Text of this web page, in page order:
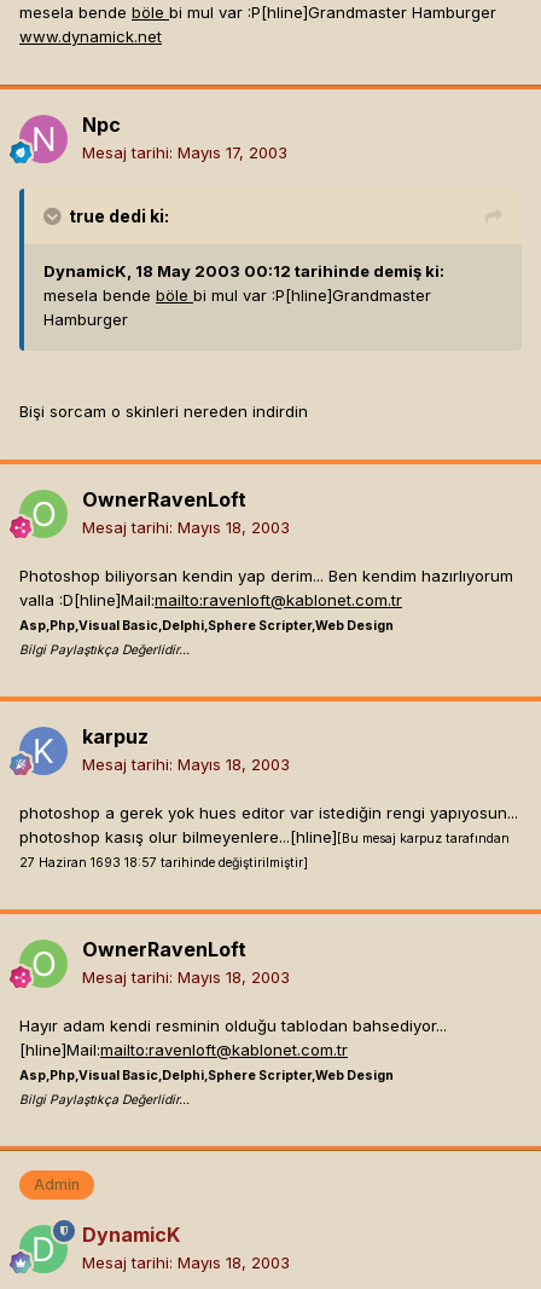
mesela bende böle bi mul var :P[hline]Grandmaster Hamburger
www.dynamick.net
Npc
Mesaj tarihi: Mayıs 17, 2003
true dedi ki:
DynamicK, 18 May 2003 00:12 tarihinde demiş ki:
mesela bende böle bi mul var :P[hline]Grandmaster
Hamburger
Bişi sorcam o skinleri nereden indirdin
OwnerRavenLoft
Mesaj tarihi: Mayıs 18, 2003
Photoshop biliyorsan kendin yap derim... Ben kendim hazırlıyorum
valla :D[hline]Mail:mailto:ravenloft@kablonet.com.tr
Asp,Php,Visual Basic,Delphi,Sphere Scripter,Web Design
Bilgi Paylaştıkça Değerlidir...
karpuz
Mesaj tarihi: Mayıs 18, 2003
photoshop a gerek yok hues editor var istediğin rengi yapıyosun...
photoshop kasış olur bilmeyenlere...[hline] [Bu mesaj karpuz tarafından
27 Haziran 1693 18:57 tarihinde değiştirilmiştir]
OwnerRavenLoft
Mesaj tarihi: Mayıs 18, 2003
Hayır adam kendi resminin olduğu tablodan bahsediyor...
[hline]Mail:mailto:ravenloft@kablonet.com.tr
Asp,Php,Visual Basic,Delphi,Sphere Scripter,Web Design
Bilgi Paylaştıkça Değerlidir...
Admin
DynamicK
Mesaj tarihi: Mayıs 18, 2003